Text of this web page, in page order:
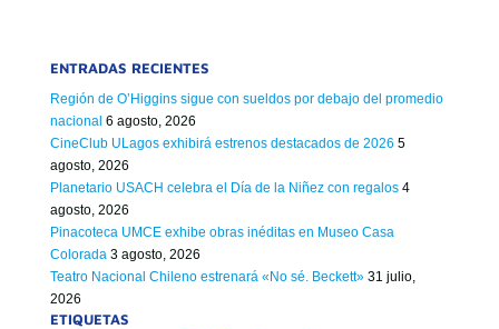
ENTRADAS RECIENTES
Región de O’Higgins sigue con sueldos por debajo del promedio
nacional 6 agosto, 2026
CineClub ULagos exhibirá estrenos destacados de 2026 5
agosto, 2026
Planetario USACH celebra el Día de la Niñez con regalos 4
agosto, 2026
Pinacoteca UMCE exhibe obras inéditas en Museo Casa
Colorada 3 agosto, 2026
Teatro Nacional Chileno estrenará «No sé. Beckett» 31 julio,
2026
ETIQUETAS